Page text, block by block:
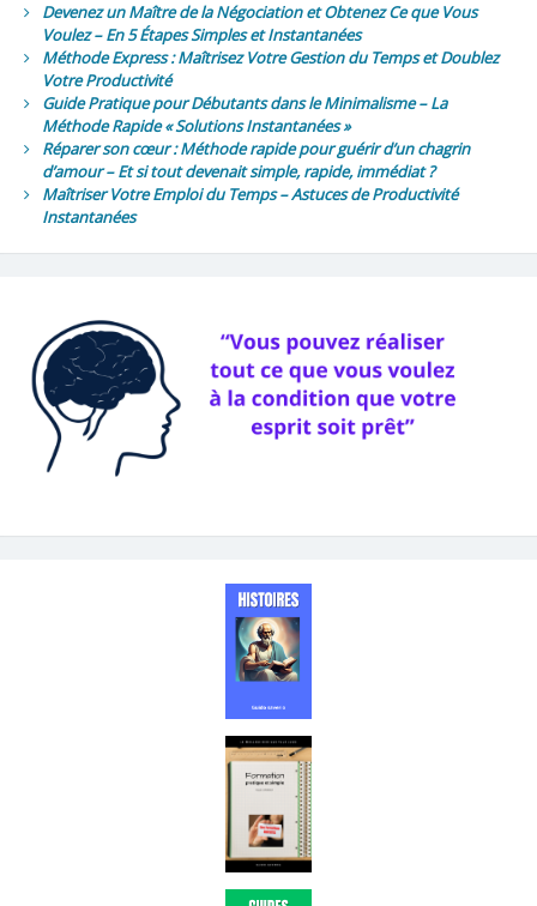
Devenez un Maître de la Négociation et Obtenez Ce que Vous
Voulez – En 5 Étapes Simples et Instantanées
Méthode Express : Maîtrisez Votre Gestion du Temps et Doublez
Votre Productivité
Guide Pratique pour Débutants dans le Minimalisme – La
Méthode Rapide « Solutions Instantanées »
Réparer son cœur : Méthode rapide pour guérir d’un chagrin
d’amour – Et si tout devenait simple, rapide, immédiat ?
Maîtriser Votre Emploi du Temps – Astuces de Productivité
Instantanées